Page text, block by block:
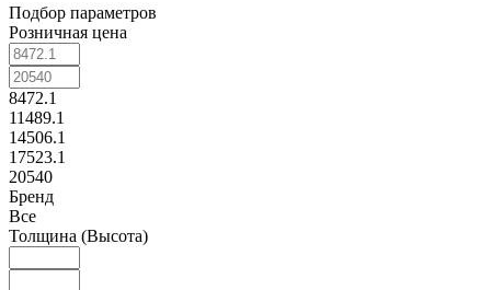
Подбор параметров
Розничная цена
8472.1
11489.1
14506.1
17523.1
20540
Бренд
Все
Толщина (Высота)